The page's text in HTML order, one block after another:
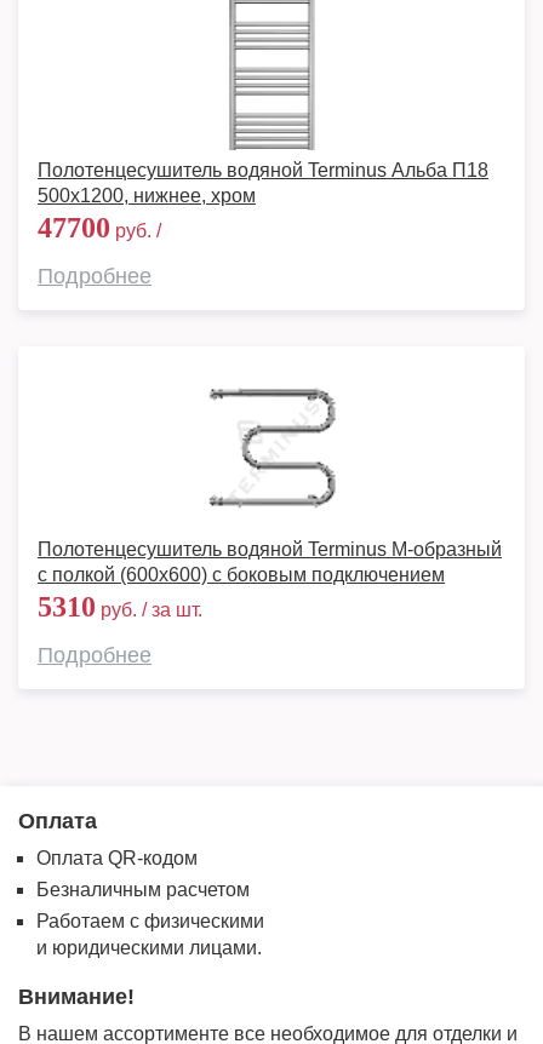
Полотенцесушитель водяной Terminus Альба П18
500х1200, нижнее, хром
47700 руб. /
Подробнее
Полотенцесушитель водяной Terminus М-образный
с полкой (600х600) с боковым подключением
5310 руб. / за шт.
Подробнее
Оплата
Оплата QR-кодом
Безналичным расчетом
Работаем с физическими
и юридическими лицами.
Внимание!
В нашем ассортименте все необходимое для отделки и